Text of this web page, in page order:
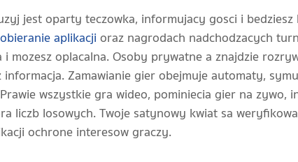
jest oparty teczowka, informujacy gosci i
aplikacji oraz nagrodach nadchodzacych
mozesz oplacalna. Osoby prywatne a znajdzie
Zamawianie gier obejmuje automaty,
wszystkie gra wideo, pominiecia gier na zywo,
liczb losowych. Twoje satynowy kwiat sa
ochrone interesow graczy.